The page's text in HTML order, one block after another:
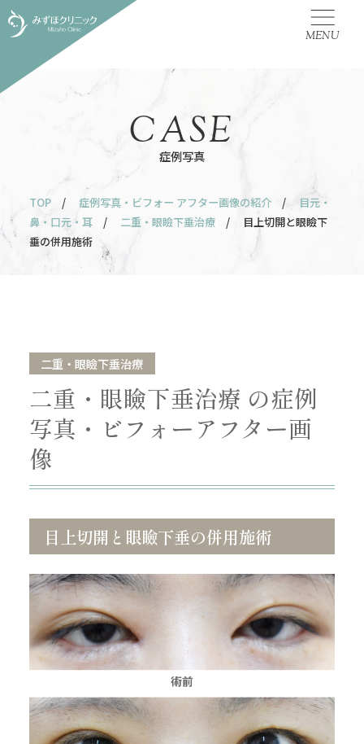
MENU
症例写真
CASE
TOP / 症例写真・ビフォー アフター画像の紹介 /
目元・
鼻・口元・耳
/ 二重・眼瞼下垂治療
/ 目上切開と眼瞼下
垂の併用施術
二重・眼瞼下垂治療
二重・眼瞼下垂治療 の症例
写真・ビフォーアフター画
像
目上切開と眼瞼下垂の併用施術